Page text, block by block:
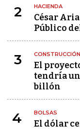
2 HACIENDA
César
Público
3 CONSTRUCCIÓN
El
tendría
billón
4 BOLSAS
El dólar